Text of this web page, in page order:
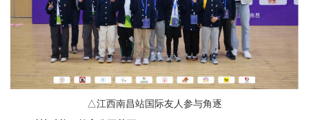
△江西南昌站国际友人参与角逐